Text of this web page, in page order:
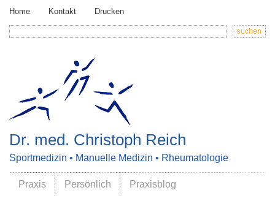
Home Kontakt Drucken
Dr. med. Christoph Reich
Sportmedizin • Manuelle Medizin • Rheumatologie
Praxis Persönlich Praxisblog